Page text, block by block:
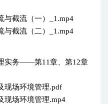
截流（一）_1.mp4
截流（二）_1.mp4
实务——第11章、第12章
现场环境管理.pdf
场环境管理.mp4